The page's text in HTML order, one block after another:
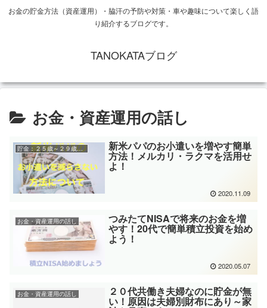
お金の貯金方法（資産運用）・脇汗の予防や対策・車や趣味について楽しく語
り紹介するブログです。
TANOKATAブログ
お金・資産運用の話し
貯金：２５歳～２９歳向け 新米パパのお小遣いを増やす簡単
方法！メルカリ・ラクマを活用せ
よ！
2020.11.09
お金・資産運用の話し つみたてNISAで将来のお金を増
やす！20代で簡単積立投資を始め
よう！
2020.05.07
お金・資産運用の話し ２０代共働き夫婦なのに貯金が無
い！原因は夫婦別財布にあり～家